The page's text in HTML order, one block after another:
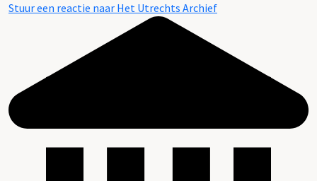
Stuur een reactie naar Het Utrechts Archief